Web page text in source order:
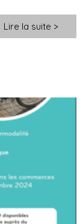
Lire la suite >